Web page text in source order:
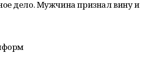
дело. Мужчина признал вину и